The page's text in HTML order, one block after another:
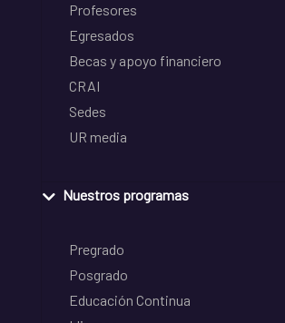
Profesores
Egresados
Becas y apoyo financiero
CRAI
Sedes
UR media
Nuestros programas
Pregrado
Posgrado
Educación Continua